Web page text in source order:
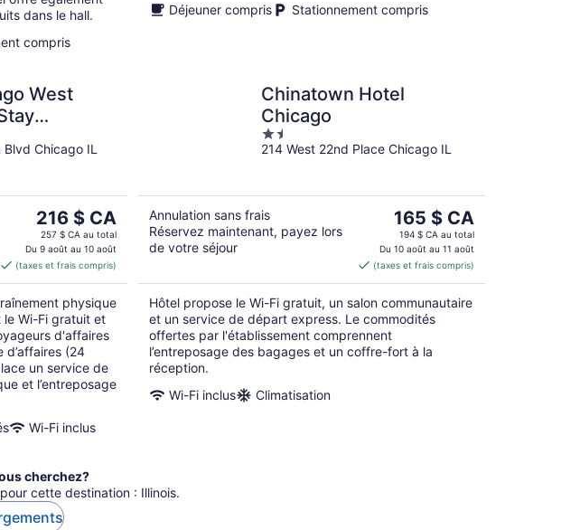
dans le hall.
compris
Déjeuner compris
Stationnement compris
West
Best
Chicago IL
Le
prix
est
de 216 $ CA
par
nuit
216 $ CA
257 $ CA au total
Du 9 août au 10 août
(taxes et frais compris)
physique
le Wi-Fi gratuit et
d'affaires
(24
un service de
et l’entreposage
Wi-Fi inclus
Chinatown Hotel
Chicago
1.5
out
214 West 22nd Place Chicago IL
Annulation sans frais
Réservez maintenant, payez lors
de votre séjour
Le
prix
est
de 165 $ CA
par
nuit
165 $ CA
194 $ CA au total
Du 10 août au 11 août
(taxes et frais compris)
Hôtel propose le Wi-Fi gratuit, un salon communautaire
et un service de départ express. Le commodités
offertes par l'établissement comprennent
l’entreposage des bagages et un coffre-fort à la
réception.
Wi-Fi inclus
Climatisation
cherchez?
cette destination : Illinois.